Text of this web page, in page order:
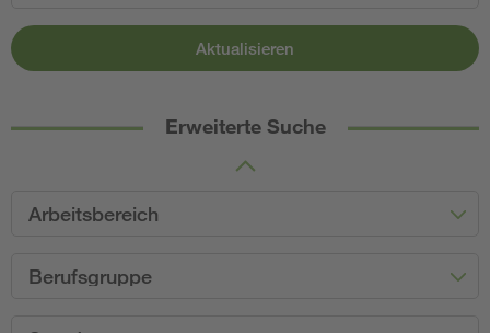
Aktualisieren
Erweiterte Suche
Arbeitsbereich
Berufsgruppe